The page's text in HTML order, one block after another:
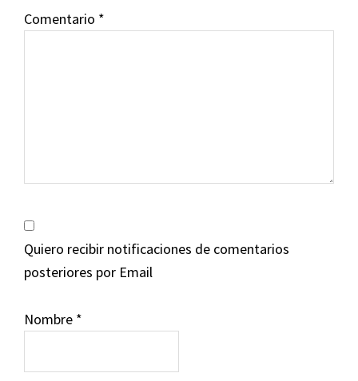
Comentario *
Quiero recibir notificaciones de comentarios
posteriores por Email
Nombre *